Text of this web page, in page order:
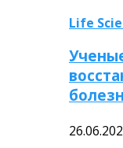
Life